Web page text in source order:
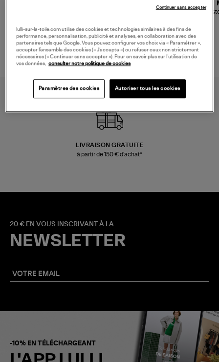
Mocassins Killian Sport
LIVRAISON GRATUITE
à partir de 150 € d'achat*
20 € EN VOUS INSCRIVANT À LA
NEWSLETTER
-10% EN TÉLÉCHARGEANT
lulli-sur-la-toile.com utilise des cookies et technologies similaires à des fins de
performance, personnalisation, publicité et analyses, en collaboration avec des
partenaires tels que Google. Vous pouvez configurer vos choix via « Paramétrer »,
accepter l’ensemble des cookies (« J’accepte ») ou refuser ceux non strictement
nécessaires (« Continuer sans accepter »). Pour en savoir plus sur l’utilisation de
vos données, consulter notre politique de cookies
Paramètres des cookies Autoriser tous les cookies
Continuer sans accepter